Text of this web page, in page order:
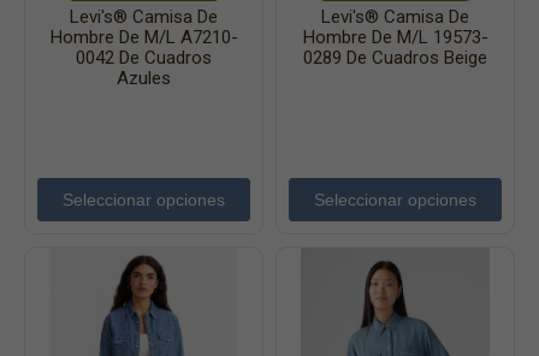
Levi's® Camisa De
Hombre De M/l A7210-
0042 De Cuadros
Azules
Seleccionar opciones
Levi's® Camisa De
Hombre De M/l 19573-
0289 De Cuadros Beige
Seleccionar opciones